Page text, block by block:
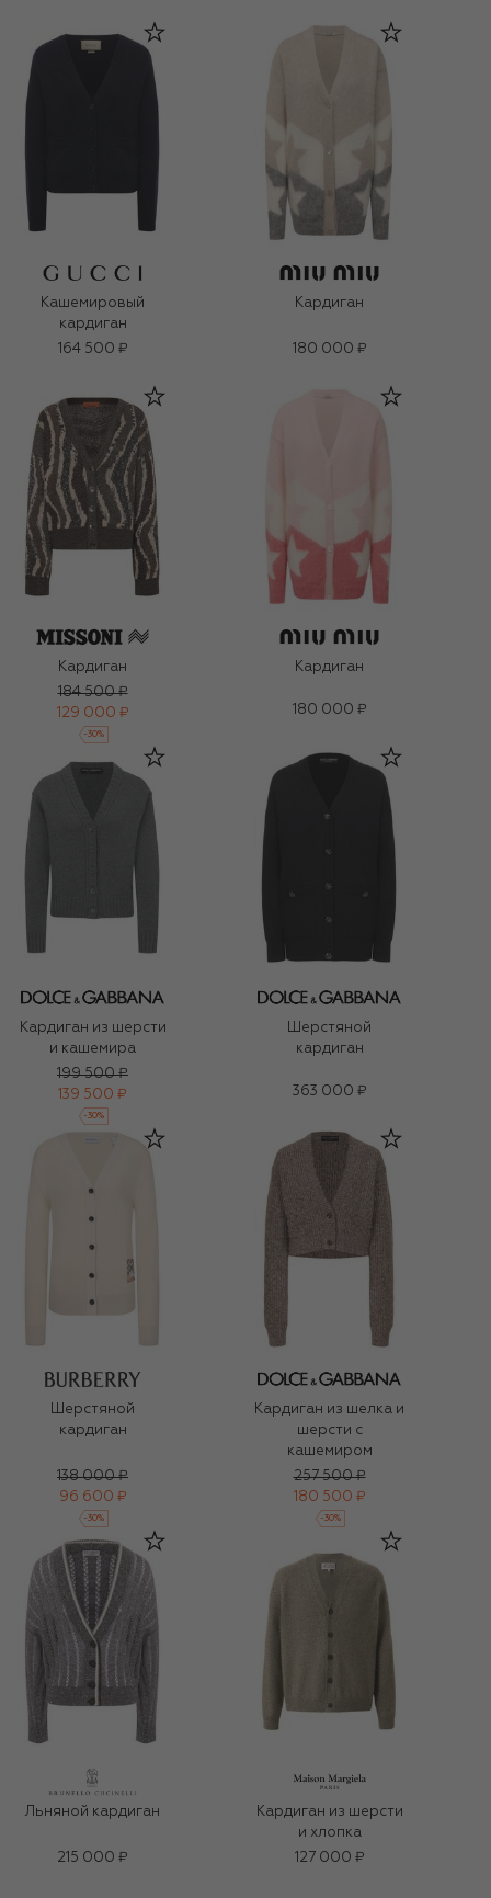
Кашемировый
кардиган
164 500 ₽
Кардиган
180 000 ₽
Кардиган
184 500 ₽
129 000 ₽
-30%
Кардиган
180 000 ₽
Кардиган из шерсти
и кашемира
199 500 ₽
139 500 ₽
-30%
Шерстяной
кардиган
363 000 ₽
Шерстяной
кардиган
138 000 ₽
96 600 ₽
-30%
Кардиган из шелка и
шерсти с
кашемиром
257 500 ₽
180 500 ₽
-30%
Льняной кардиган
215 000 ₽
Кардиган из шерсти
и хлопка
127 000 ₽